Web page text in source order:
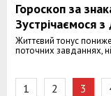
Гороскоп за
Зустрічаємося
Життєвий тонус
поточних завданнях,
1 2 3